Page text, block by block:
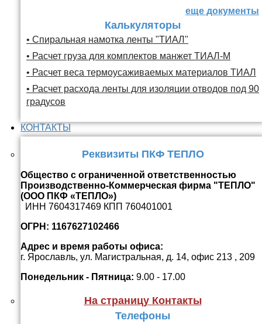
еще документы
Калькуляторы
• Спиральная намотка ленты "ТИАЛ"
• Расчет груза для комплектов манжет ТИАЛ-М
• Расчет веса термоусаживаемых материалов ТИАЛ
• Расчет расхода ленты для изоляции отводов под 90
градусов
КОНТАКТЫ
Реквизиты ПКФ ТЕПЛО
Общество с ограниченной ответственностью
Производственно-Коммерческая фирма "ТЕПЛО"
(ООО ПКФ «ТЕПЛО»)
ИНН 7604317469 КПП 760401001
ОГРН: 1167627102466
Адрес и время работы офиса:
г. Ярославль, ул. Магистральная, д. 14, офис 213 , 209
Понедельник - Пятница: 9.00 - 17.00
На страницу Контакты
Телефоны